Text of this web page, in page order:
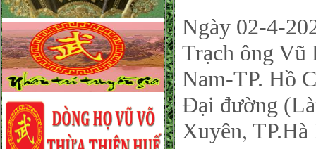
Ngày 02-4-
Trạch ông
Nam-TP. Hồ
Đại đường
Xuyên,